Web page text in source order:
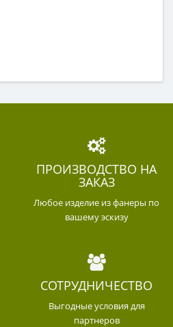
ПРОИЗВОДСТВО НА
ЗАКАЗ
Любое изделие из фанеры по
вашему эскизу
СОТРУДНИЧЕСТВО
Выгодные условия для
партнеров